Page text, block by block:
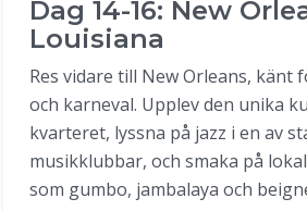
Dag 14-16: New
Louisiana
Res vidare till New Orleans, känt
och karneval. Upplev den unika
kvarteret, lyssna på jazz i en av
musikklubbar, och smaka på
som gumbo, jambalaya och